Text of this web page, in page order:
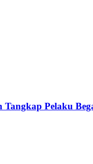
Tangkap Pelaku